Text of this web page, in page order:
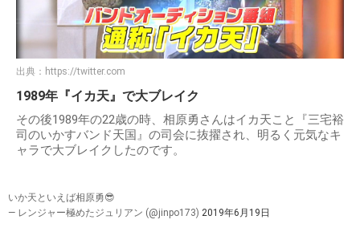
出典： https://twitter.com
1989年『イカ天』で大ブレイク
その後1989年の22歳の時、相原勇さんはイカ天こと『三宅裕
司のいかすバンド天国』の司会に抜擢され、明るく元気なキ
ャラで大ブレイクしたのです。
いか天といえば相原勇😎
— レンジャー極めたジュリアン (@jinpo173) 2019年6月19日